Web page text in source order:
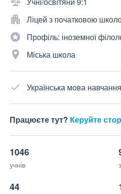
Ліцей з початковою
Профіль: іноземної
Міська школа
Українська мова навчання
Працюєте тут? Керуйте
1046
учнів
44